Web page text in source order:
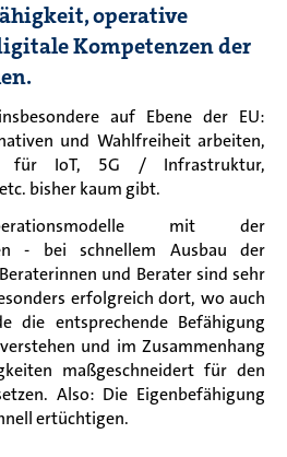
operative
Kompetenzen der
auf Ebene der EU:
und Wahlfreiheit arbeiten,
für IoT, 5G / Infrastruktur,
bisher kaum gibt.
mit der
- bei schnellem Ausbau der
und Berater sind sehr
erfolgreich dort, wo auch
die entsprechende Befähigung
und im Zusammenhang
maßgeschneidert für den
Also: Die Eigenbefähigung
ertüchtigen.